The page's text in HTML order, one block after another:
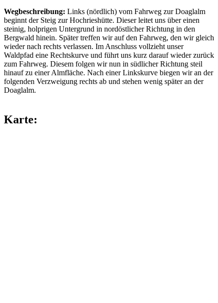
Wegbeschreibung: Links (nördlich) vom Fahrweg zur Doaglalm
beginnt der Steig zur Hochrieshütte. Dieser leitet uns über einen
steinig, holprigen Untergrund in nordöstlicher Richtung in den
Bergwald hinein. Später treffen wir auf den Fahrweg, den wir gleich
wieder nach rechts verlassen. Im Anschluss vollzieht unser
Waldpfad eine Rechtskurve und führt uns kurz darauf wieder zurück
zum Fahrweg. Diesem folgen wir nun in südlicher Richtung steil
hinauf zu einer Almfläche. Nach einer Linkskurve biegen wir an der
folgenden Verzweigung rechts ab und stehen wenig später an der
Doaglalm.
Karte: